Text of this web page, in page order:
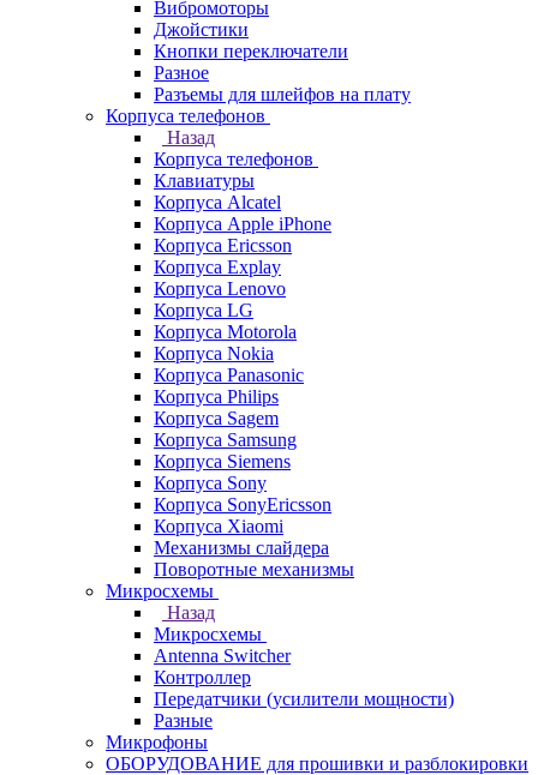
Вибромоторы
Джойстики
Кнопки переключатели
Разное
Разъемы для шлейфов на плату
Корпуса телефонов
Назад
Корпуса телефонов
Клавиатуры
Корпуса Alcatel
Корпуса Apple iPhone
Корпуса Ericsson
Корпуса Explay
Корпуса Lenovo
Корпуса LG
Корпуса Motorola
Корпуса Nokia
Корпуса Panasonic
Корпуса Philips
Корпуса Sagem
Корпуса Samsung
Корпуса Siemens
Корпуса Sony
Корпуса SonyEricsson
Корпуса Xiaomi
Механизмы слайдера
Поворотные механизмы
Микросхемы
Назад
Микросхемы
Antenna Switcher
Контроллер
Передатчики (усилители мощности)
Разные
Микрофоны
ОБОРУДОВАНИЕ для прошивки и разблокировки